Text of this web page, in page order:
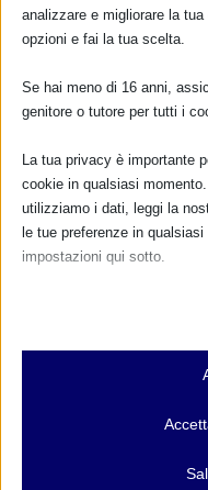
analizzare e migliorare la
opzioni e fai la tua scelta.
Se hai meno di 16 anni,
genitore o tutore per tutti i
La tua privacy è importante
cookie in qualsiasi
utilizziamo i dati, leggi la
le tue preferenze in
impostazioni qui sotto.
Essenziali
I cookie e i servizi
e servizi non richiedono